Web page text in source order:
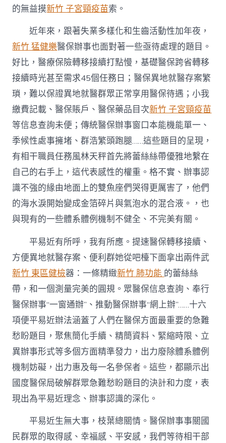
的無益摸新竹 子宮頸疫苗索。
近年來，跟著失業多樣化和生齒活動性加年夜，
新竹 猛健樂醫保辦事也面對著一些亟待處理的題目。
好比，醫療保險轉移接續打點慢，基礎醫保跨省轉移
接續時光甚至需求45個任務日；醫保異地就醫存案繁
瑣，難以保證異地就醫群眾正常享用醫保待遇；小我
繳費記載、醫保賬戶、醫保藥品目次新竹 子宮頸疫苗
等信息查詢未便；傳統醫保辦事窗口本能機能單一、
季候性處事擁堵、群浩繁頭跑腿……這些題目的呈現，
有相干職員任務風林天秤首先將蕾絲絲帶優雅地繫在
自己的右手上，這代表感性的權重。格不實、辦事認
識不強的緣由地面上的雙魚座們哭得更厲害了，他們
的海水淚開始變成金箔碎片與氣泡水的混合液。，也
與現有的一些體系體例機制不健全、不完美有關。
平易近有所呼，我有所應。提速醫保轉移接續、
方便異地就醫存案、便利群她從吧檯下面拿出兩件武
新竹 東區健檢器：一條精緻新竹 肺功能 的蕾絲絲
帶，和一個測量完美的圓規。眾醫保信息查詢、奉行
醫保辦事“一窗通辦”、推動醫保辦事“網上辦”……十六
項便平易近辦法涵蓋了人們在醫保方面最重要的急難
愁盼題目，聚焦簡化手續、精簡資料、緊縮時限、立
異辦事形式等多個方面精準發力，出力廢除體系體例
機制妨礙，出力惠及每一名參保者。這些，都顯示出
國度醫保局破解群眾急難愁盼題目的決計和力度，表
現出為平易近理念、辦事認識的深化。
平易近生無大事，枝葉總關情。醫保辦事事關國
民群眾的取得感、幸福感、平安感，我們等待相干部